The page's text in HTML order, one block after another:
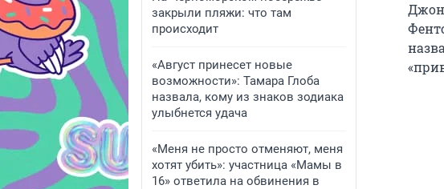
закрыли пляжи: что там
происходит
«Август принесет новые
возможности»: Тамара Глоба
назвала, кому из знаков зодиака
улыбнется удача
«Меня не просто отменяют, меня
хотят убить»: участница «Мамы в
16» ответила на обвинения в